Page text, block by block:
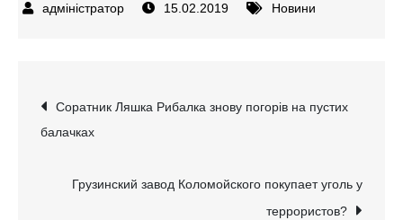
15.02.2019 Новини
Навігація
записів
Соратник Ляшка Рибалка знову погорів на пустих
балачках
Грузинский завод Коломойского покупает уголь у
террористов?